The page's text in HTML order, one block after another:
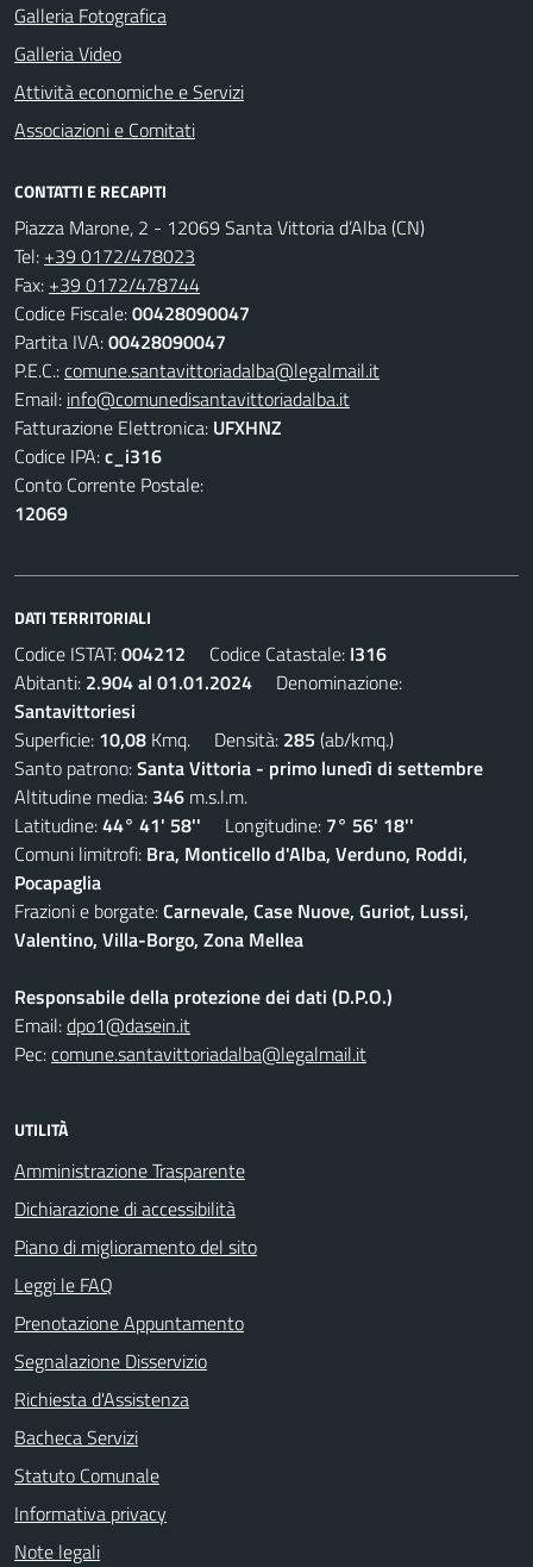
Galleria Fotografica
Galleria Video
Attività economiche e Servizi
Associazioni e Comitati
CONTATTI E RECAPITI
Piazza Marone, 2 - 12069 Santa Vittoria d’Alba (CN)
Tel: +39 0172/478023
Fax: +39 0172/478744
Codice Fiscale:00428090047
Partita IVA:00428090047
P.E.C.:comune.santavittoriadalba@legalmail.it
Email: info@comunedisantavittoriadalba.it
Fatturazione Elettronica: UFXHNZ
Codice IPA:c_i316
Conto Corrente Postale:
12069
DATI TERRITORIALI
Codice ISTAT:004212 Codice Catastale: I316
Abitanti: 2.904 al 01.01.2024 Denominazione:
Santavittoriesi
Superficie: 10,08 Kmq. Densità: 285 (ab/kmq.)
Santo patrono:Santa Vittoria - primo lunedì di settembre
Altitudine media: 346 m.s.l.m.
Latitudine:44° 41' 58'' Longitudine: 7° 56' 18''
Comuni limitrofi: Bra, Monticello d'Alba, Verduno, Roddi,
Pocapaglia
Frazioni e borgate:Carnevale, Case Nuove, Guriot, Lussi,
Valentino, Villa-Borgo, Zona Mellea
Responsabile della protezione dei dati (D.P.O.)
Email:dpo1@dasein.it
Pec:comune.santavittoriadalba@legalmail.it
UTILITÀ
Amministrazione Trasparente
Dichiarazione di accessibilità
Piano di miglioramento del sito
Leggi le FAQ
Prenotazione Appuntamento
Segnalazione Disservizio
Richiesta d'Assistenza
Bacheca Servizi
Statuto Comunale
Informativa privacy
Note legali